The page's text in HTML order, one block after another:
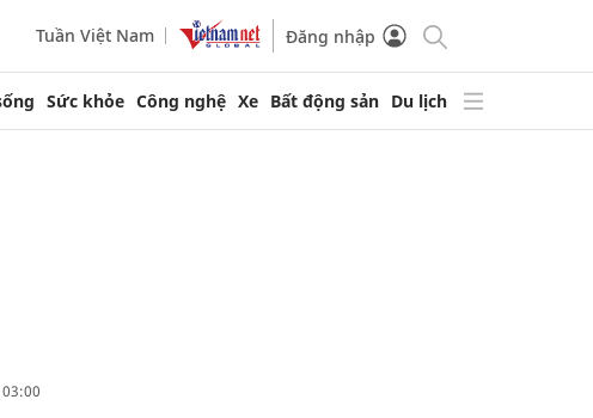
Tuần Việt Nam Đăng nhập
Sức khỏe Công nghệ Xe Bất động sản Du lịch